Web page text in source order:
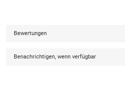
Bewertungen
Benachrichtigen, wenn verfügbar